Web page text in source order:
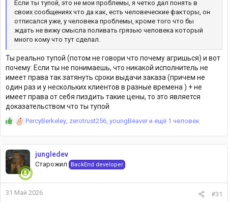
Если ты тупой, это не мои проблемы, я четко дал понять в
своих сообщениях что да как, есть человеческие факторы, он
отписался уже, у человека проблемы, кроме того что бы
ждать не вижу смысла поливать грязью человека который
много кому что тут сделал.
Ты реально тупой (потом не говори что почему агришься) и вот
почему: Если ты не понимаешь, что никакой исполнитель не
имеет права так затянуть сроки выдачи заказа (причем не
один раз и у нескольких клиентов в разные времена ) + не
имеет права от себя пиздить такие цены, то это является
доказательством что ты тупой
Р
а
и
и
:
PercyBerkeley zerotrust256 youngBeaver и ещё 1 человек
jungledev
Старожил BackEnd developer
31 Май 2026 #31